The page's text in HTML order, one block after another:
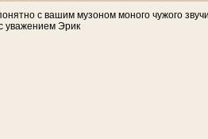
с вашим музоном моного чужого
уважением Эрик